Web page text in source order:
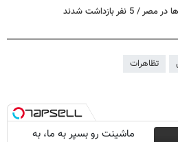
بازداشت شدند
تظاهرات
ماشینت رو بسپر به ما، به